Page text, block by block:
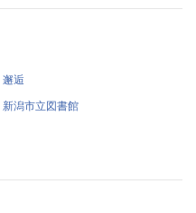
邂逅
新潟市立図書館